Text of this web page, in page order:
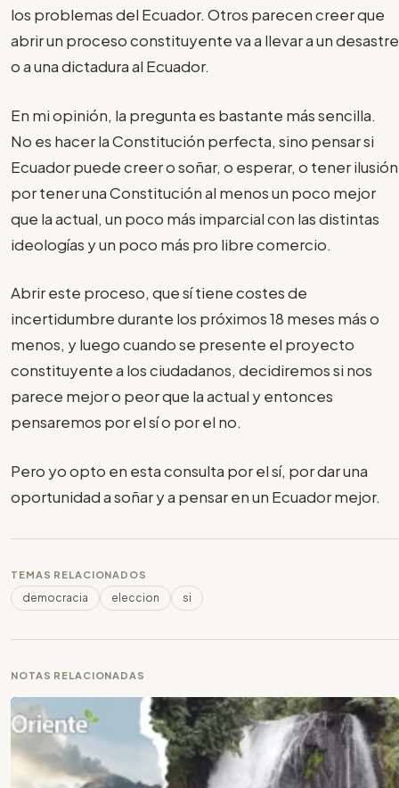
los problemas del Ecuador. Otros parecen creer que
abrir un proceso constituyente va a llevar a un desastre
o a una dictadura al Ecuador.
En mi opinión, la pregunta es bastante más sencilla.
No es hacer la Constitución perfecta, sino pensar si
Ecuador puede creer o soñar, o esperar, o tener ilusión
por tener una Constitución al menos un poco mejor
que la actual, un poco más imparcial con las distintas
ideologías y un poco más pro libre comercio.
Abrir este proceso, que sí tiene costes de
incertidumbre durante los próximos 18 meses más o
menos, y luego cuando se presente el proyecto
constituyente a los ciudadanos, decidiremos si nos
parece mejor o peor que la actual y entonces
pensaremos por el sí o por el no.
Pero yo opto en esta consulta por el sí, por dar una
oportunidad a soñar y a pensar en un Ecuador mejor.
TEMAS RELACIONADOS
democracia eleccion si
NOTAS RELACIONADAS